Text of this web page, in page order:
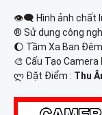
👁️‍🗨 Hình ảnh chất
®️ Sử dụng công
🌔 Tầm Xa Ban
🎨 Cấu Tạo Camera
️ლ Đặt Điểm : Thu